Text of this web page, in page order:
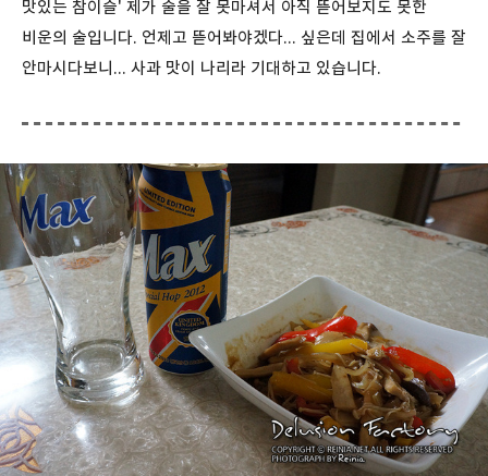
맛있는 참이슬' 제가 술을 잘 못마셔서 아직 뜯어보지도 못한
비운의 술입니다. 언제고 뜯어봐야겠다... 싶은데 집에서 소주를 잘
안마시다보니... 사과 맛이 나리라 기대하고 있습니다.